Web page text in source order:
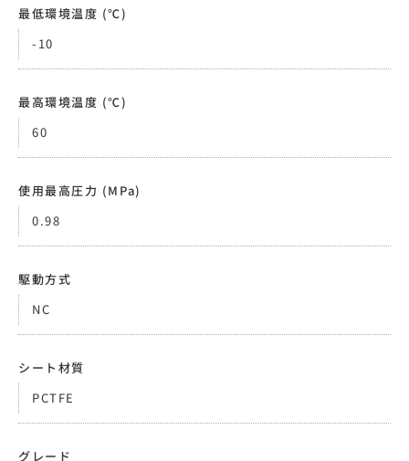
最低環境温度 (℃)
-10
最高環境温度 (℃)
60
使用最高圧力 (MPa)
0.98
駆動方式
NC
シート材質
PCTFE
グレード